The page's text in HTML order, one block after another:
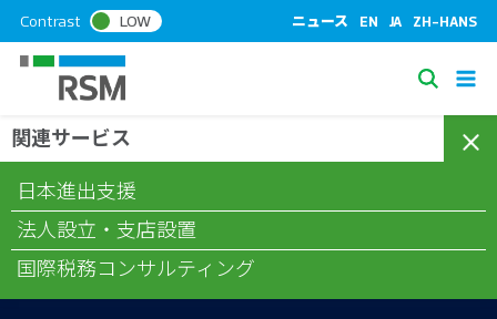
k
n
Contrast LOW ニュース EN JA ZH-HANS
S
c
ホーム/コラム
「MIPRO」の活動内容とは
関連サービス
日本進出支援
法人設立・支店設置
国際税務コンサルティング